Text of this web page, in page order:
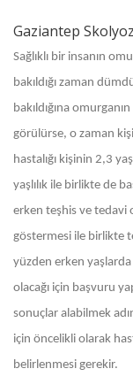
Gaziantep
Sağlıklı bir insanın
bakıldığı zaman
bakıldığına
görülürse, o zaman
hastalığı kişinin 2,3
yaşlılık ile birlikte de
erken teşhis ve tedavi
göstermesi ile birlikte
yüzden erken
olacağı için başvuru
sonuçlar alabilmek
için öncelikli olarak
belirlenmesi gerekir.